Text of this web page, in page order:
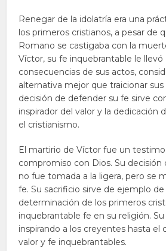
Renegar de la idolatría era una
los primeros cristianos, a pesar de
Romano se castigaba con la
Víctor, su fe inquebrantable le llevó
consecuencias de sus actos,
alternativa mejor que traicionar sus
decisión de defender su fe sirve
inspirador del valor y la dedicación
el cristianismo.
El martirio de Víctor fue un
compromiso con Dios. Su decisión
no fue tomada a la ligera, pero se
fe. Su sacrificio sirve de ejemplo
determinación de los primeros
inquebrantable fe en su religión.
inspirando a los creyentes hasta el
valor y fe inquebrantables.